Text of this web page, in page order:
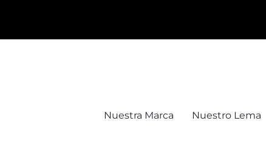
contenido
Nuestra Marca Nuestro Lema